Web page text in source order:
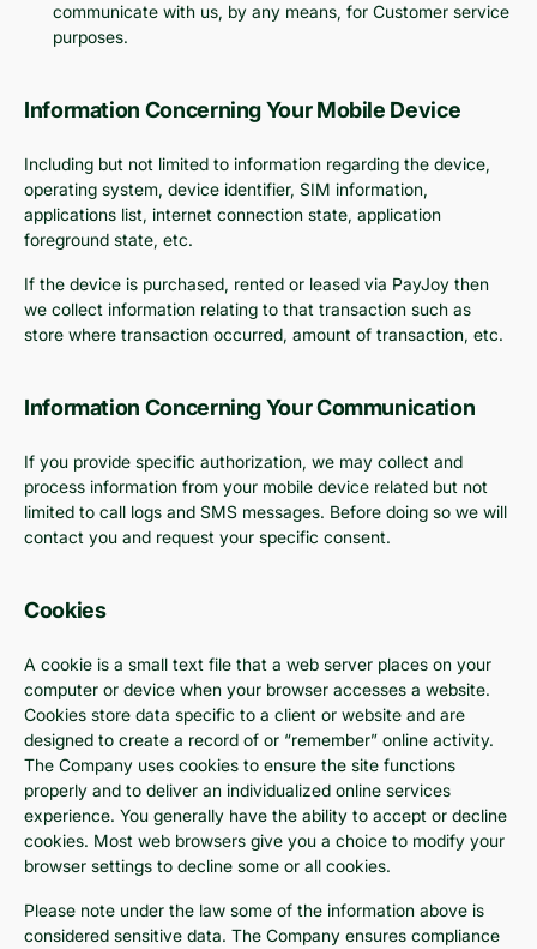
communicate with us, by any means, for Customer service
purposes.
Information Concerning Your Mobile Device
Including but not limited to information regarding the device,
operating system, device identifier, SIM information,
applications list, internet connection state, application
foreground state, etc.
If the device is purchased, rented or leased via PayJoy then
we collect information relating to that transaction such as
store where transaction occurred, amount of transaction, etc.
Information Concerning Your Communication
If you provide specific authorization, we may collect and
process information from your mobile device related but not
limited to call logs and SMS messages. Before doing so we will
contact you and request your specific consent.
Cookies
A cookie is a small text file that a web server places on your
computer or device when your browser accesses a website.
Cookies store data specific to a client or website and are
designed to create a record of or “remember” online activity.
The Company uses cookies to ensure the site functions
properly and to deliver an individualized online services
experience. You generally have the ability to accept or decline
cookies. Most web browsers give you a choice to modify your
browser settings to decline some or all cookies.
Please note under the law some of the information above is
considered sensitive data. The Company ensures compliance